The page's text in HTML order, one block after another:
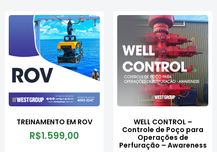
TREINAMENTO EM ROV
R$1.599,00
WELL CONTROL –
Controle de Poço para
Operações de
Perfuração – Awareness